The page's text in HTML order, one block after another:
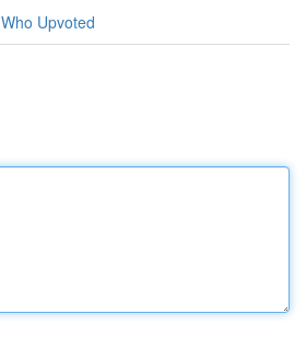
Who Upvoted